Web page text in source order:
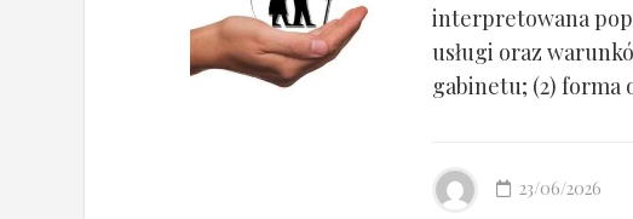
interpretowana
usługi oraz
gabinetu; (2) forma
23/06/2026